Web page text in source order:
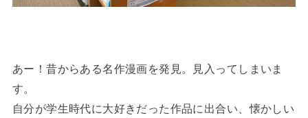
あー！昔からある名作漫画を発見。見入ってしまいま
す。
自分が学生時代に大好きだった作品に出合い、懐かしい